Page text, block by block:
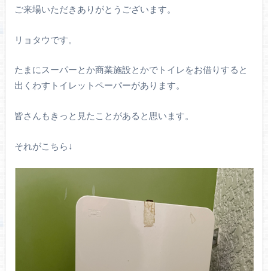
ご来場いただきありがとうございます。
リョタウです。
たまにスーパーとか商業施設とかでトイレをお借りすると
出くわすトイレットペーパーがあります。
皆さんもきっと見たことがあると思います。
それがこちら↓